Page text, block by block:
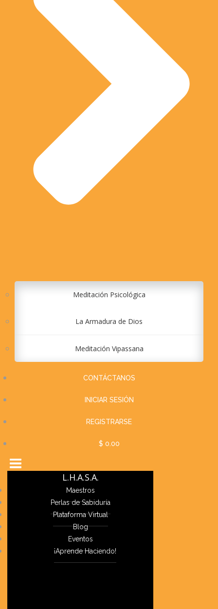
Meditación Psicológica
La Armadura de Dios
Meditación Vipassana
CONTÁCTANOS
INICIAR SESIÓN
REGISTRARSE
$ 0.00
L.H.A.S.A.
Maestros
Perlas de Sabiduría
Plataforma Virtual
Blog
Eventos
¡Aprende Haciendo!